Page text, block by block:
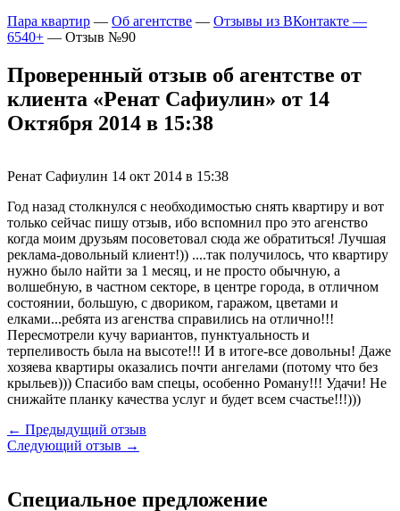
Пара квартир — Об агентстве — Отзывы из ВКонтакте —
6540+ — Отзыв №90
Проверенный отзыв об агентстве от
клиента «Ренат Сафиулин» от 14
Октября 2014 в 15:38
Ренат Сафиулин 14 окт 2014 в 15:38
Год назад столкнулся с необходимостью снять квартиру и вот
только сейчас пишу отзыв, ибо вспомнил про это агенство
когда моим друзьям посоветовал сюда же обратиться! Лучшая
реклама-довольный клиент!)) ....так получилось, что квартиру
нужно было найти за 1 месяц, и не просто обычную, а
волшебную, в частном секторе, в центре города, в отличном
состоянии, большую, с двориком, гаражом, цветами и
елками...ребята из агенства справились на отлично!!!
Пересмотрели кучу вариантов, пунктуальность и
терпеливость была на высоте!!! И в итоге-все довольны! Даже
хозяева квартиры оказались почти ангелами (потому что без
крыльев))) Спасибо вам спецы, особенно Роману!!! Удачи! Не
снижайте планку качества услуг и будет всем счастье!!!)))
← Предыдущий отзыв
Следующий отзыв →
Специальное предложение